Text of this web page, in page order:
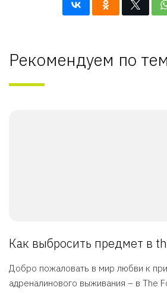
Рекомендуем по
Как выбросить предмет в
Добро пожаловать в мир любви к
адреналинового выживания – в The